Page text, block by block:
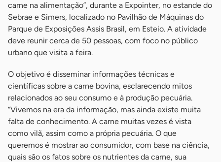
carne na alimentação”, durante a Expointer, no estande do
Sebrae e Simers, localizado no Pavilhão de Máquinas do
Parque de Exposições Assis Brasil, em Esteio. A atividade
deve reunir cerca de 50 pessoas, com foco no público
urbano que visita a feira.
O objetivo é disseminar informações técnicas e
científicas sobre a carne bovina, esclarecendo mitos
relacionados ao seu consumo e à produção pecuária.
“Vivemos na era da informação, mas ainda existe muita
falta de conhecimento. A carne muitas vezes é vista
como vilã, assim como a própria pecuária. O que
queremos é mostrar ao consumidor, com base na ciência,
quais são os fatos sobre os nutrientes da carne, sua